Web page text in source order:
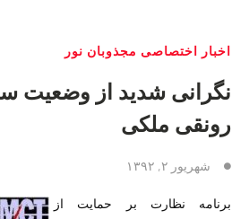
اخبار اختصاصی مجذوبان نور
نگرانی شدید از وضعیت
رونقی ملکی
شهریور ۲, ۱۳۹۲
برنامه نظارت بر حمایت از